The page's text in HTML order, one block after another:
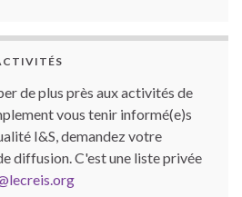
de plus près aux activités de
vous tenir informé(e)s
I&S, demandez votre
diffusion. C'est une liste privée